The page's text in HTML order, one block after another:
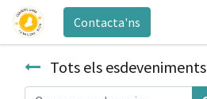
Contacta'ns
Tots els esdeveniments